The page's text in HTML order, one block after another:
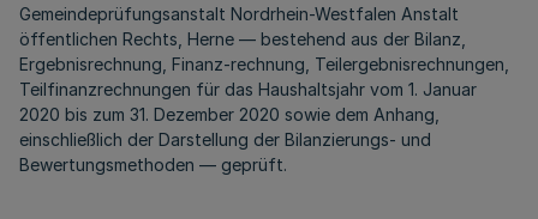
Gemeindeprüfungsanstalt Nordrhein-Westfalen Anstalt
öffentlichen Rechts, Herne — bestehend aus der Bilanz,
Ergebnisrechnung, Finanz-rechnung, Teilergebnisrechnungen,
Teilfinanzrechnungen für das Haushaltsjahr vom 1. Januar
2020 bis zum 31. Dezember 2020 sowie dem Anhang,
einschließlich der Darstellung der Bilanzierungs- und
Bewertungsmethoden — geprüft.